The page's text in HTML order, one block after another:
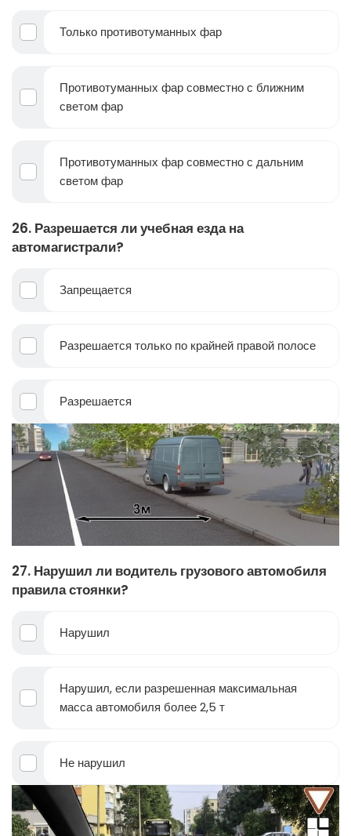
Только противотуманных фар
Противотуманных фар совместно с ближним
светом фар
Противотуманных фар совместно с дальним
светом фар
26. Разрешается ли учебная езда на
автомагистрали?
Запрещается
Разрешается только по крайней правой полосе
Разрешается
27. Нарушил ли водитель грузового автомобиля
правила стоянки?
Нарушил
Нарушил, если разрешенная максимальная
масса автомобиля более 2,5 т
Не нарушил